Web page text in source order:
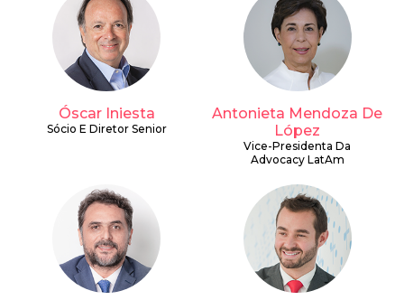
Óscar Iniesta
Sócio E Diretor Senior
Antonieta Mendoza De
López
Vice-Presidenta Da
Advocacy LatAm